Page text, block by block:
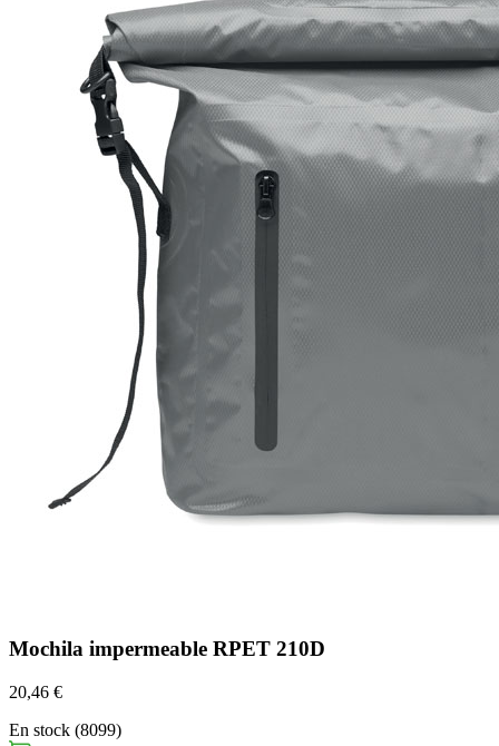
Mochila impermeable RPET 210D
20,46 €
En stock (8099)